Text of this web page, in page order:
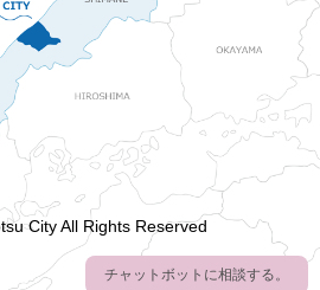
City All Rights Reserved
チャットボットに相談する。